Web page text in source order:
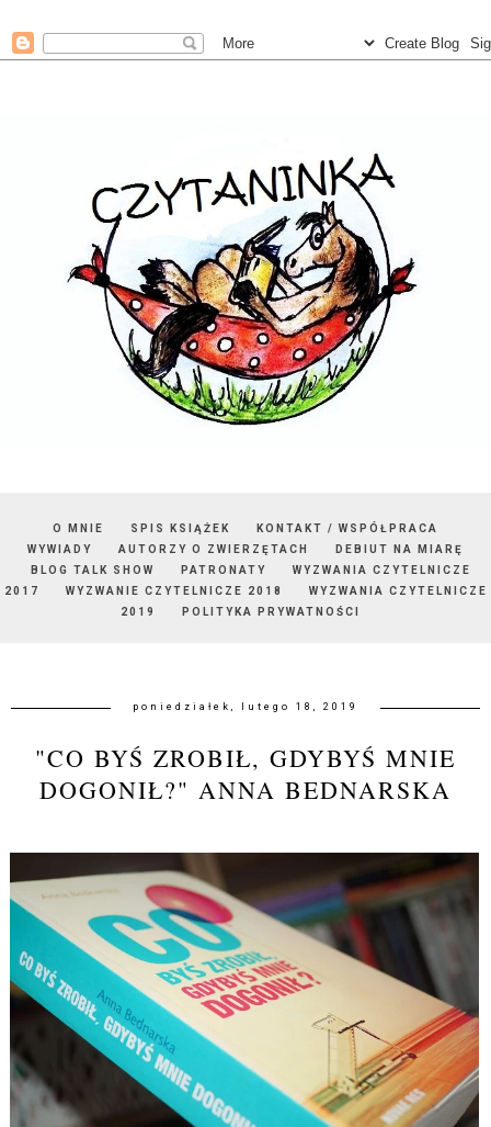
O MNIE SPIS KSIĄŻEK
KONTAKT / WSPÓŁPRACA
WYWIADY
AUTORZY O ZWIERZĘTACH
DEBIUT NA MIARĘ
BLOG TALK SHOW
PATRONATY
WYZWANIA CZYTELNICZE
2017
WYZWANIE CZYTELNICZE 2018
WYZWANIA CZYTELNICZE
2019
POLITYKA PRYWATNOŚCI
poniedziałek, lutego 18, 2019
"CO BYŚ ZROBIŁ, GDYBYŚ MNIE
DOGONIŁ?" ANNA BEDNARSKA